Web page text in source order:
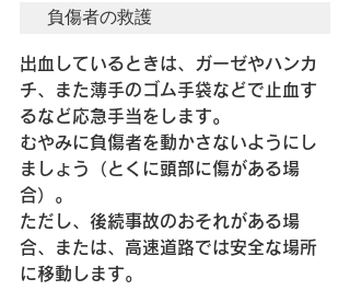
負傷者の救護
出血しているときは、ガーゼやハンカ
チ、また薄手のゴム手袋などで止血す
るなど応急手当をします。
むやみに負傷者を動かさないようにし
ましょう（とくに頭部に傷がある場
合）。
ただし、後続事故のおそれがある場
合、または、高速道路では安全な場所
に移動します。